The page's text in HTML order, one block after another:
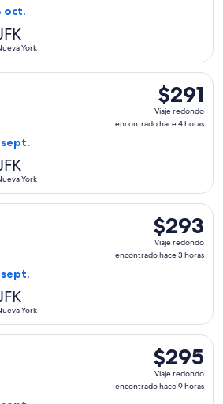
oct.
York
$291
Viaje
redondo,
$291
Viaje redondo
encontrado hace 4 horas
sept.
York
con salida el sáb, 5 sept.
$293
Viaje
redondo,
$293
Viaje redondo
encontrado hace 3 horas
sept.
York
Airlines, con salida el mar, 8
$295
Viaje
redondo,
$295
Viaje redondo
encontrado hace 9 horas
con salida el mié, 9 sept.